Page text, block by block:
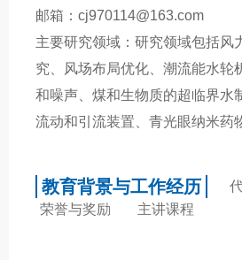
邮箱：cj970114@163.com
主要研究领域：研究领域包括风
究、风场布局优化、潮流能水轮
和噪声、煤和生物质的超临界水
流动和引流装置、青光眼纳米药
教育背景与工作经历
荣誉与奖励
主讲课程